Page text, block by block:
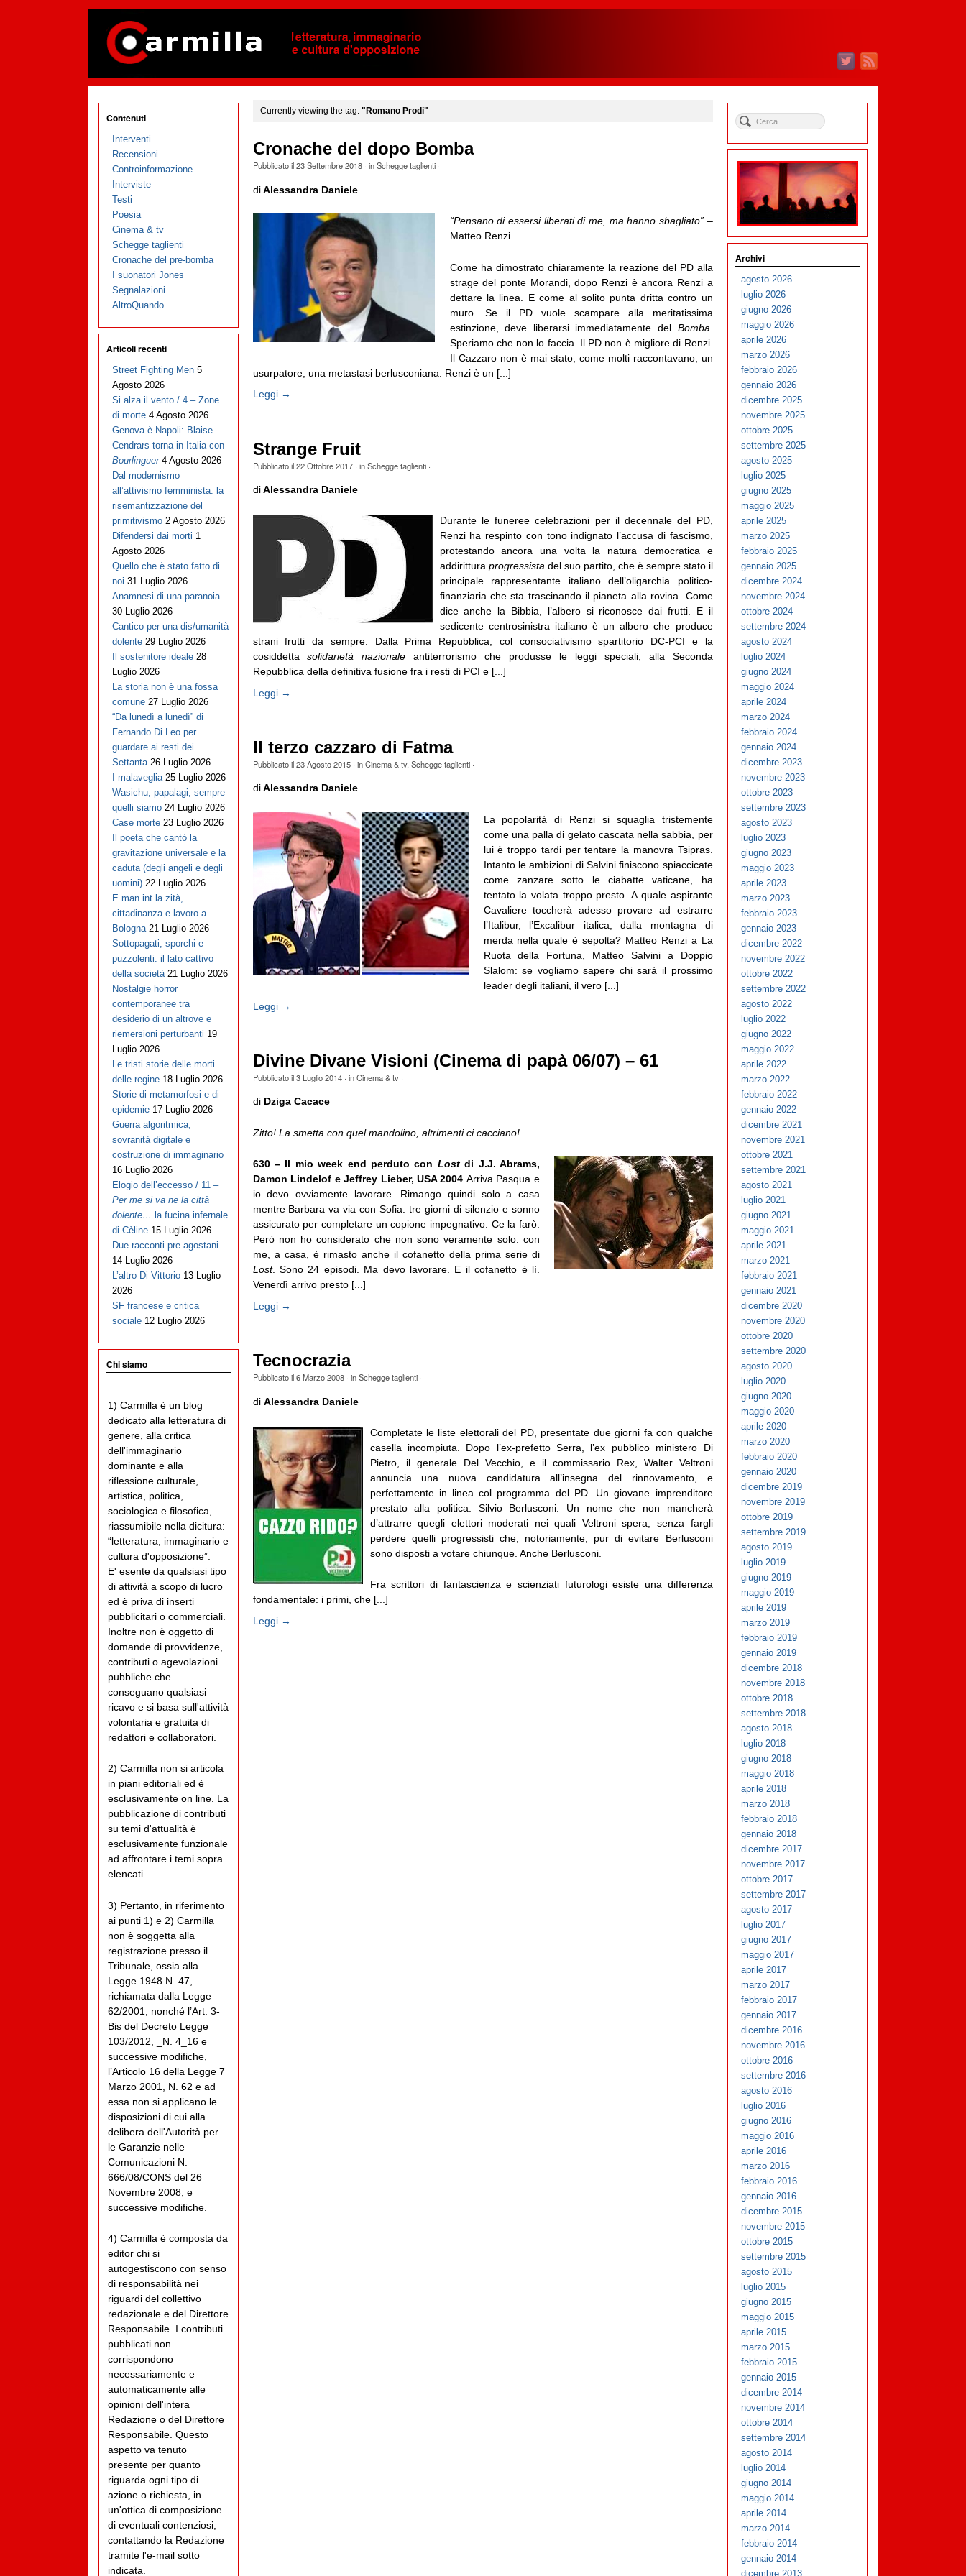
Currently viewing the tag: "Romano Prodi"
Cronache del dopo Bomba
Pubblicato il23 Settembre 2018· inSchegge taglienti·
diAlessandra Daniele
“Pensano di essersi liberati di me, ma hanno sbagliato”–
Matteo Renzi
Come ha dimostrato chiaramente la reazione del PD alla
strage del ponte Morandi, dopo Renzi è ancora Renzi a
dettare la linea. E come al solito punta dritta contro un
muro. Se il PD vuole scampare alla meritatissima
estinzione, deve liberarsi immediatamente del Bomba
Speriamo che non lo faccia. Il PD non è migliore di Renzi.
Il Cazzaro non è mai stato, come molti raccontavano, un
usurpatore, una metastasi berlusconiana. Renzi è un [...]
Leggi →
Strange Fruit
Pubblicato il22 Ottobre 2017· inSchegge taglienti·
diAlessandra Daniele
Durante le funeree celebrazioni per il decennale del PD,
Renzi ha respinto con tono indignato l’accusa di fascismo,
protestando ancora una volta la natura democratica e
addirittura progressista del suo partito, che è sempre stato il
principale rappresentante italiano dell’oligarchia politico-
finanziaria che sta trascinando il pianeta alla rovina. Come
dice anche la Bibbia, l’albero si riconosce dai frutti. E il
sedicente centrosinistra italiano è un albero che produce
strani frutti da sempre. Dalla Prima Repubblica, col consociativismo spartitorio DC-PCI e la
cosiddettasolidarietà nazionale antiterrorismo che produsse le leggi speciali, alla Seconda
Repubblica della definitiva fusione fra i resti di PCI e [...]
Leggi →
Il terzo cazzaro di Fatma
Pubblicato il23 Agosto 2015· inCinema & tv, Schegge taglienti·
diAlessandra Daniele
La popolarità di Renzi si squaglia tristemente
come una palla di gelato cascata nella sabbia, per
lui è troppo tardi per tentare la manovra Tsipras.
Intanto le ambizioni di Salvini finiscono spiaccicate
come zanzare sotto le ciabatte vaticane, ha
tentato la volata troppo presto. A quale aspirante
Cavaliere toccherà adesso provare ad estrarre
l’Italibur, l’Excalibur italica, dalla montagna di
merda nella quale è sepolta? Matteo Renzi a La
Ruota della Fortuna, Matteo Salvini a Doppio
Slalom: se vogliamo sapere chi sarà il prossimo
leader degli italiani, il vero [...]
Leggi →
Divine Divane Visioni (Cinema di papà 06/07) – 61
Pubblicato il3 Luglio 2014· inCinema & tv·
di Dziga Cacace
Zitto! La smetta con quel mandolino, altrimenti ci cacciano!
630 – Il mio week end perduto con Lostdi J.J. Abrams,
Damon Lindelof e Jeffrey Lieber, USA 2004 Arriva Pasqua e
io devo ovviamente lavorare. Rimango quindi solo a casa
mentre Barbara va via con Sofia: tre giorni di silenzio e sonno
assicurato per completare un copione impegnativo. Ce la farò.
Però non ho considerato che non sono veramente solo: con
me, a casa, è rimasto anche il cofanetto della prima serie di
Lost. Sono 24 episodi. Ma devo lavorare. E il cofanetto è lì.
Venerdì arrivo presto [...]
Leggi →
Tecnocrazia
Pubblicato il6 Marzo 2008· inSchegge taglienti·
di Alessandra Daniele
Completate le liste elettorali del PD, presentate due giorni fa con qualche
casella incompiuta. Dopo l’ex-prefetto Serra, l’ex pubblico ministero Di
Pietro, il generale Del Vecchio, e il commissario Rex, Walter Veltroni
annuncia una nuova candidatura all’insegna del rinnovamento, e
perfettamente in linea col programma del PD. Un giovane imprenditore
prestato alla politica: Silvio Berlusconi. Un nome che non mancherà
d’attrarre quegli elettori moderati nei quali Veltroni spera, senza fargli
perdere quelli progressisti che, notoriamente, pur di evitare Berlusconi
sono disposti a votare chiunque. Anche Berlusconi.
Fra scrittori di fantascienza e scienziati futurologi esiste una differenza
fondamentale: i primi, che [...]
Leggi →
Contenuti
Interventi
Recensioni
Controinformazione
Interviste
Testi
Poesia
Cinema & tv
Schegge taglienti
Cronache del pre-bomba
I suonatori Jones
Segnalazioni
AltroQuando
Articoli recenti
Street Fighting Men 5
Agosto 2026
Si alza il vento / 4 – Zone
di morte 4 Agosto 2026
Genova è Napoli: Blaise
Cendrars torna in Italia con
Bourlinguer 4 Agosto 2026
Dal modernismo
all’attivismo femminista: la
risemantizzazione del
primitivismo 2 Agosto 2026
Difendersi dai morti 1
Agosto 2026
Quello che è stato fatto di
noi 31 Luglio 2026
Anamnesi di una paranoia
30 Luglio 2026
Cantico per una dis/umanità
dolente 29 Luglio 2026
Il sostenitore ideale 28
Luglio 2026
La storia non è una fossa
comune 27 Luglio 2026
“Da lunedì a lunedì” di
Fernando Di Leo per
guardare ai resti dei
Settanta 26 Luglio 2026
I malaveglia 25 Luglio 2026
Wasichu, papalagi, sempre
quelli siamo 24 Luglio 2026
Case morte 23 Luglio 2026
Il poeta che cantò la
gravitazione universale e la
caduta (degli angeli e degli
uomini) 22 Luglio 2026
E man int la zità,
cittadinanza e lavoro a
Bologna 21 Luglio 2026
Sottopagati, sporchi e
puzzolenti: il lato cattivo
della società 21 Luglio 2026
Nostalgie horror
contemporanee tra
desiderio di un altrove e
riemersioni perturbanti 19
Luglio 2026
Le tristi storie delle morti
delle regine 18 Luglio 2026
Storie di metamorfosi e di
epidemie 17 Luglio 2026
Guerra algoritmica,
sovranità digitale e
costruzione di immaginario
16 Luglio 2026
Elogio dell’eccesso / 11 –
Per me si va ne la città
dolente… la fucina infernale
di Cèline 15 Luglio 2026
Due racconti pre agostani
14 Luglio 2026
L’altro Di Vittorio 13 Luglio
2026
SF francese e critica
sociale 12 Luglio 2026
Chi siamo
1) Carmilla è un blog
dedicato alla letteratura di
genere, alla critica
dell'immaginario
dominante e alla
riflessione culturale,
artistica, politica,
sociologica e filosofica,
riassumibile nella dicitura:
“letteratura, immaginario e
cultura d'opposizione”.
E' esente da qualsiasi tipo
di attività a scopo di lucro
ed è priva di inserti
pubblicitari o commerciali.
Inoltre non è oggetto di
domande di provvidenze,
contributi o agevolazioni
pubbliche che
conseguano qualsiasi
ricavo e si basa sull'attività
volontaria e gratuita di
redattori e collaboratori.
2) Carmilla non si articola
in piani editoriali ed è
esclusivamente on line. La
pubblicazione di contributi
su temi d'attualità è
esclusivamente funzionale
ad affrontare i temi sopra
elencati.
3) Pertanto, in riferimento
ai punti 1) e 2) Carmilla
non è soggetta alla
registrazione presso il
Tribunale, ossia alla
Legge 1948 N. 47,
richiamata dalla Legge
62/2001, nonché l’Art. 3-
Bis del Decreto Legge
103/2012, _N. 4_16 e
successive modifiche,
l’Articolo 16 della Legge 7
Marzo 2001, N. 62 e ad
essa non si applicano le
disposizioni di cui alla
delibera dell'Autorità per
le Garanzie nelle
Comunicazioni N.
666/08/CONS del 26
Novembre 2008, e
successive modifiche.
4) Carmilla è composta da
editor chi si
autogestiscono con senso
di responsabilità nei
riguardi del collettivo
redazionale e del Direttore
Responsabile. I contributi
pubblicati non
corrispondono
necessariamente e
automaticamente alle
opinioni dell'intera
Redazione o del Direttore
Responsabile. Questo
aspetto va tenuto
presente per quanto
riguarda ogni tipo di
azione o richiesta, in
un'ottica di composizione
di eventuali contenziosi,
contattando la Redazione
tramite l'e-mail sotto
indicata.
Archivi
agosto 2026
luglio 2026
giugno 2026
maggio 2026
aprile 2026
marzo 2026
febbraio 2026
gennaio 2026
dicembre 2025
novembre 2025
ottobre 2025
settembre 2025
agosto 2025
luglio 2025
giugno 2025
maggio 2025
aprile 2025
marzo 2025
febbraio 2025
gennaio 2025
dicembre 2024
novembre 2024
ottobre 2024
settembre 2024
agosto 2024
luglio 2024
giugno 2024
maggio 2024
aprile 2024
marzo 2024
febbraio 2024
gennaio 2024
dicembre 2023
novembre 2023
ottobre 2023
settembre 2023
agosto 2023
luglio 2023
giugno 2023
maggio 2023
aprile 2023
marzo 2023
febbraio 2023
gennaio 2023
dicembre 2022
novembre 2022
ottobre 2022
settembre 2022
agosto 2022
luglio 2022
giugno 2022
maggio 2022
aprile 2022
marzo 2022
febbraio 2022
gennaio 2022
dicembre 2021
novembre 2021
ottobre 2021
settembre 2021
agosto 2021
luglio 2021
giugno 2021
maggio 2021
aprile 2021
marzo 2021
febbraio 2021
gennaio 2021
dicembre 2020
novembre 2020
ottobre 2020
settembre 2020
agosto 2020
luglio 2020
giugno 2020
maggio 2020
aprile 2020
marzo 2020
febbraio 2020
gennaio 2020
dicembre 2019
novembre 2019
ottobre 2019
settembre 2019
agosto 2019
luglio 2019
giugno 2019
maggio 2019
aprile 2019
marzo 2019
febbraio 2019
gennaio 2019
dicembre 2018
novembre 2018
ottobre 2018
settembre 2018
agosto 2018
luglio 2018
giugno 2018
maggio 2018
aprile 2018
marzo 2018
febbraio 2018
gennaio 2018
dicembre 2017
novembre 2017
ottobre 2017
settembre 2017
agosto 2017
luglio 2017
giugno 2017
maggio 2017
aprile 2017
marzo 2017
febbraio 2017
gennaio 2017
dicembre 2016
novembre 2016
ottobre 2016
settembre 2016
agosto 2016
luglio 2016
giugno 2016
maggio 2016
aprile 2016
marzo 2016
febbraio 2016
gennaio 2016
dicembre 2015
novembre 2015
ottobre 2015
settembre 2015
agosto 2015
luglio 2015
giugno 2015
maggio 2015
aprile 2015
marzo 2015
febbraio 2015
gennaio 2015
dicembre 2014
novembre 2014
ottobre 2014
settembre 2014
agosto 2014
luglio 2014
giugno 2014
maggio 2014
aprile 2014
marzo 2014
febbraio 2014
gennaio 2014
dicembre 2013